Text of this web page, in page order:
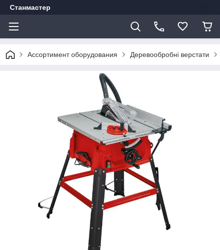
Станмастер
Ассортимент оборудования Деревообробні верстати